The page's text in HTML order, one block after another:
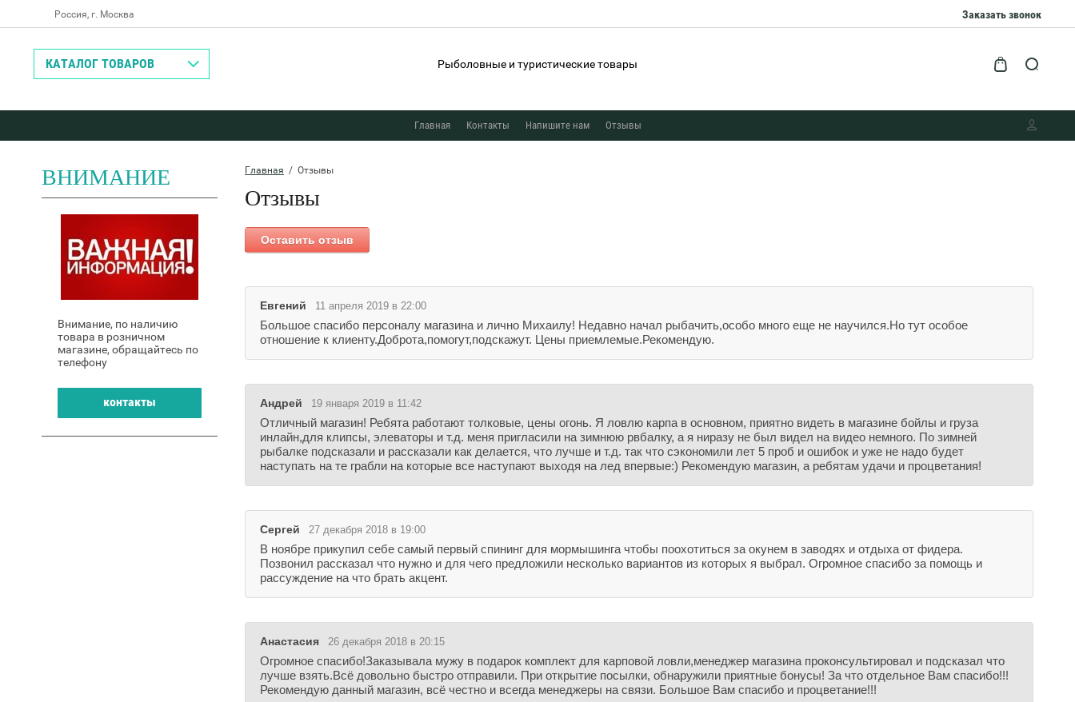
Назад
Россия, г. Москва Заказать звонок
КАТАЛОГ ТОВАРОВ Рыболовные и туристические товары
Главная Контакты Напишите нам Отзывы
ВНИМАНИЕ
Внимание, по наличию
товара в розничном
магазине, обращайтесь по
телефону
контакты
Главная
  /  Отзывы
Отзывы
Оставить отзыв
Евгений 11 апреля 2019 в 22:00
Большое спасибо персоналу магазина и лично Михаилу! Недавно начал рыбачить,особо много еще не научился.Но тут особое
отношение к клиенту.Доброта,помогут,подскажут. Цены приемлемые.Рекомендую.
Андрей 19 января 2019 в 11:42
Отличный магазин! Ребята работают толковые, цены огонь. Я ловлю карпа в основном, приятно видеть в магазине бойлы и груза
инлайн,для клипсы, элеваторы и т.д. меня пригласили на зимнюю рвбалку, а я ниразу не был видел на видео немного. По зимней
рыбалке подсказали и рассказали как делается, что лучше и т.д. так что сэкономили лет 5 проб и ошибок и уже не надо будет
наступать на те грабли на которые все наступают выходя на лед впервые:) Рекомендую магазин, а ребятам удачи и процветания!
Сергей 27 декабря 2018 в 19:00
В ноябре прикупил себе самый первый спининг для мормышинга чтобы поохотиться за окунем в заводях и отдыха от фидера.
Позвонил рассказал что нужно и для чего предложили несколько вариантов из которых я выбрал. Огромное спасибо за помощь и
рассуждение на что брать акцент.
Анастасия 26 декабря 2018 в 20:15
Огромное спасибо!Заказывала мужу в подарок комплект для карповой ловли,менеджер магазина проконсультировал и подсказал что
лучше взять.Всё довольно быстро отправили. При открытие посылки, обнаружили приятные бонусы! За что отдельное Вам спасибо!!!
Рекомендую данный магазин, всё честно и всегда менеджеры на связи. Большое Вам спасибо и процветание!!!